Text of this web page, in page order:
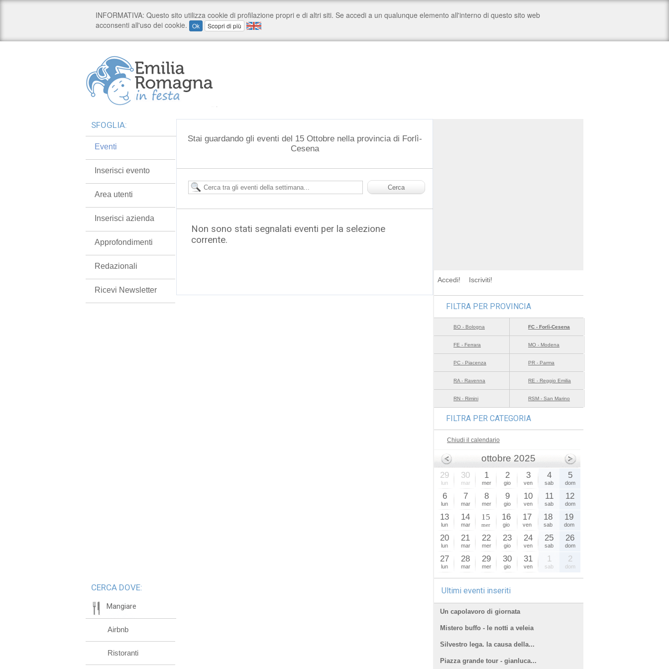
Stai guardando gli eventi del 15 Ottobre nella provincia di Forlì-
Cesena
Non sono stati segnalati eventi per la selezione
corrente.
SFOGLIA:
Eventi
Inserisci evento
Area utenti
Inserisci azienda
Approfondimenti
Redazionali
Ricevi Newsletter
CERCA DOVE:
Mangiare
Airbnb
Ristoranti
Accedi! Iscriviti!
FILTRA PER PROVINCIA
BO - Bologna FC - Forlì-Cesena
FE - Ferrara MO - Modena
PC - Piacenza PR - Parma
RA - Ravenna RE - Reggio Emilia
RN - Rimini RSM - San Marino
FILTRA PER CATEGORIA
Chiudi il calendario
ottobre 2025
29
lun
30
mar
1
mer
2
gio
3
ven
4
sab
5
dom
6
lun
7
mar
8
mer
9
gio
10
ven
11
sab
12
dom
13
lun
14
mar
15
mer
16
gio
17
ven
18
sab
19
dom
20
lun
21
mar
22
mer
23
gio
24
ven
25
sab
26
dom
27
lun
28
mar
29
mer
30
gio
31
ven
1
sab
2
dom
Ultimi eventi inseriti
Un capolavoro di giornata
Mistero buffo - le notti a veleia
Silvestro lega. la causa della...
Piazza grande tour - gianluca...